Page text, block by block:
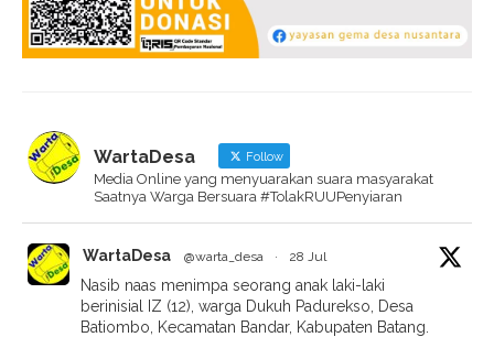
WartaDesa Follow
Media Online yang menyuarakan suara masyarakat
Saatnya Warga Bersuara #TolakRUUPenyiaran
WartaDesa @warta_desa · 28 Jul
Nasib naas menimpa seorang anak laki-laki
berinisial IZ (12), warga Dukuh Padurekso, Desa
Batiombo, Kecamatan Bandar, Kabupaten Batang.